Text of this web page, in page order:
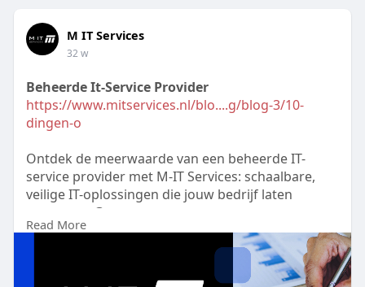
M IT Services
32 w
Beheerde It-Service Provider
https://www.mitservices.nl/blo....g/blog-3/10-
dingen-o
Ontdek de meerwaarde van een beheerde IT-
service provider met M-IT Services: schaalbare,
veilige IT-oplossingen die jouw bedrijf laten
presteren. Geen zorgen meer over systemen.
Neem contact op!
Read More